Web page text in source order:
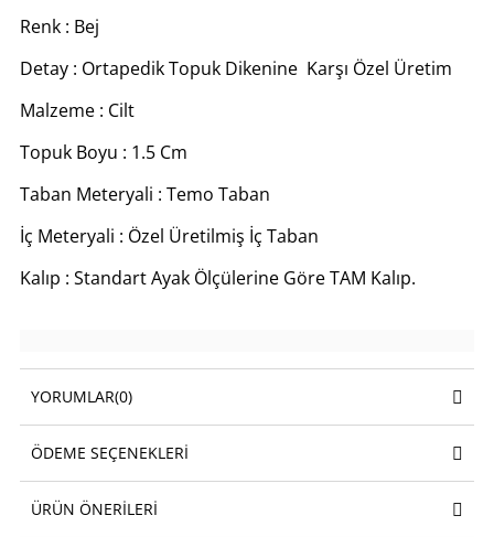
Renk : Bej
Detay : Ortapedik Topuk Dikenine Karşı Özel Üretim
Malzeme : Cilt
Topuk Boyu : 1.5 Cm
Taban Meteryali : Temo Taban
İç Meteryali : Özel Üretilmiş İç Taban
Kalıp : Standart Ayak Ölçülerine Göre TAM Kalıp.
YORUMLAR(0)
ÖDEME SEÇENEKLERI
ÜRÜN ÖNERILERI